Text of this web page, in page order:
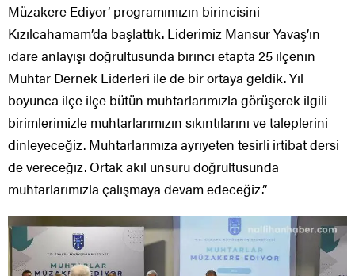
Müzakere Ediyor’ programımızın birincisini
Kızılcahamam’da başlattık. Liderimiz Mansur Yavaş’ın
idare anlayışı doğrultusunda birinci etapta 25 ilçenin
Muhtar Dernek Liderleri ile de bir ortaya geldik. Yıl
boyunca ilçe ilçe bütün muhtarlarımızla görüşerek ilgili
birimlerimizle muhtarlarımızın sıkıntılarını ve taleplerini
dinleyeceğiz. Muhtarlarımıza ayrıyeten tesirli irtibat dersi
de vereceğiz. Ortak akıl unsuru doğrultusunda
muhtarlarımızla çalışmaya devam edeceğiz.”